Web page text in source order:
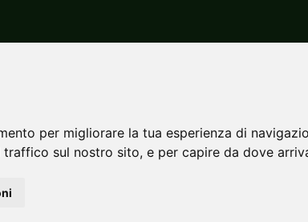
per migliorare la tua esperienza di
sul nostro sito, e per capire da dove
industriali